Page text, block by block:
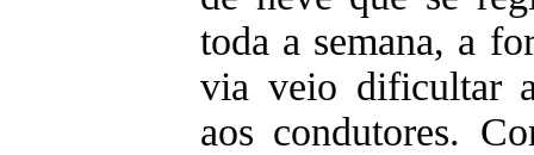
toda a semana, a
via veio dificultar
aos condutores.